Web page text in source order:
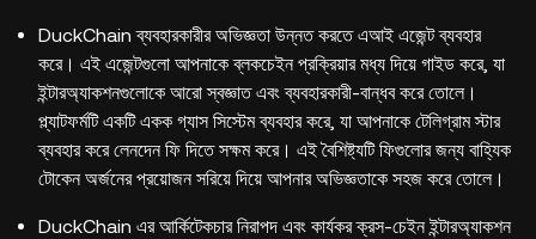
DuckChain ব্যবহারকারীর অভিজ্ঞতা উন্নত করতে এআই এজেন্ট ব্যবহার
করে। এই এজেন্টগুলো আপনাকে ব্লকচেইন প্রক্রিয়ার মধ্য দিয়ে গাইড করে, যা
ইন্টারঅ্যাকশনগুলোকে আরো স্বজ্ঞাত এবং ব্যবহারকারী-বান্ধব করে তোলে।
প্ল্যাটফর্মটি একটি একক গ্যাস সিস্টেম ব্যবহার করে, যা আপনাকে টেলিগ্রাম স্টার
ব্যবহার করে লেনদেন ফি দিতে সক্ষম করে। এই বৈশিষ্ট্যটি ফিগুলোর জন্য বাহ্যিক
টোকেন অর্জনের প্রয়োজন সরিয়ে দিয়ে আপনার অভিজ্ঞতাকে সহজ করে তোলে।
DuckChain এর আর্কিটেকচার নিরাপদ এবং কার্যকর ক্রস-চেইন ইন্টারঅ্যাকশন